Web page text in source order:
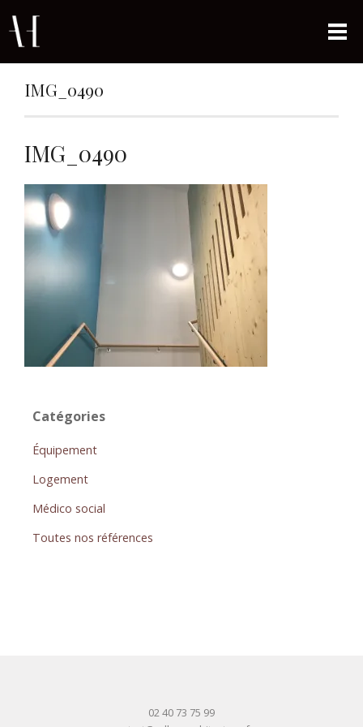
IMG_0490
IMG_0490
Catégories
Équipement
Logement
Médico social
Toutes nos références
02 40 73 75 99